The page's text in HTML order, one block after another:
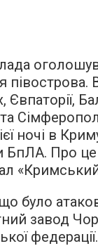
півострова.
Євпаторії,
ночі в
БпЛА. Про
«Кримський
було
завод
федерації.